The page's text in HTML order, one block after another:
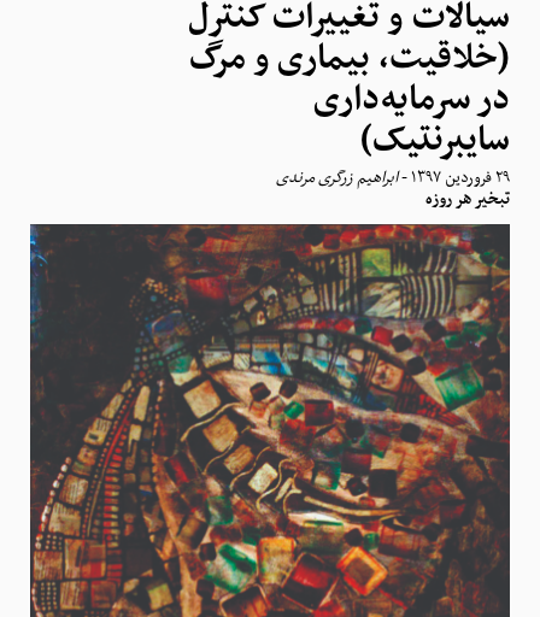
سیالات و تغییرات کنترل
(خلاقیت، بیماری و مرگ
در سرمایه‌داری
سایبرنتیک)
٢٩ فروردین ١٣٩٧ -ابراهیم زرگری مرندی
تبخیر هر روزه